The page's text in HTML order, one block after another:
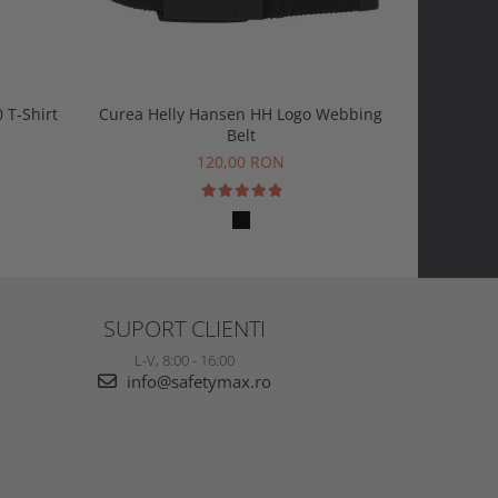
T-Shirt
Curea Helly Hansen HH Logo Webbing
Belt
120,00 RON
SUPORT CLIENTI
L-V, 8:00 - 16:00
info@safetymax.ro